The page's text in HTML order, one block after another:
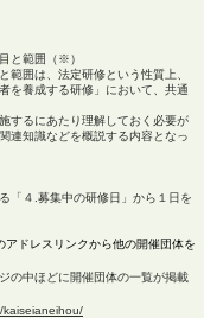
と範囲
（※）
囲は、法定研修という性質上、
を養成する研修」において、共通
するにあたり理解しておく必要が
連知識などを概説する内容となっ
「４.募集中の研修日」から１日を
​アドレス リンクから他の開催団体を
の中ほどに開催団体の一覧が掲載
kaiseianeihou/